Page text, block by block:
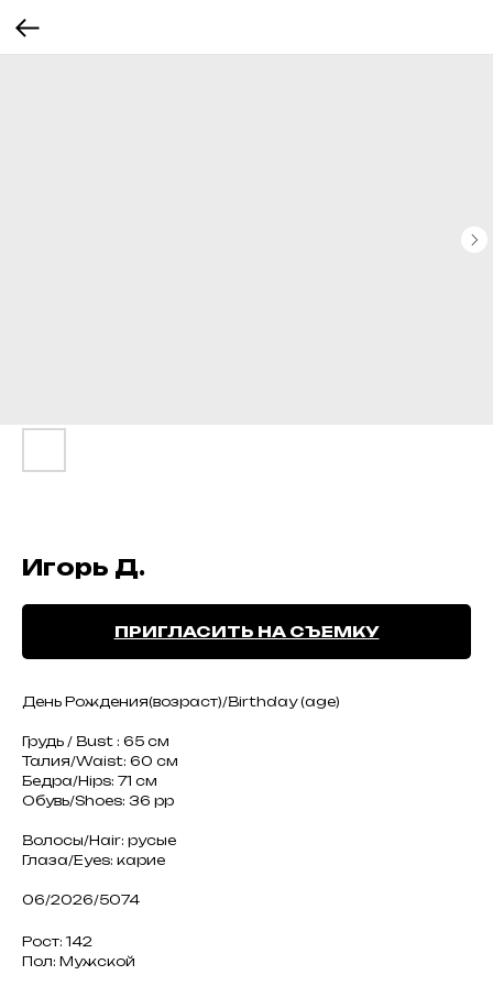
Игорь Д.
ПРИГЛАСИТЬ НА СЪЕМКУ
День Рождения(возраст)/Birthday (age)
Грудь / Bust : 65 см
Талия/Waist: 60 см
Бедра/Hips: 71 см
Обувь/Shoes: 36 рр
Волосы/Hair: русые
Глаза/Eyes: карие
06/2026/5074
Рост: 142
Пол: Мужской